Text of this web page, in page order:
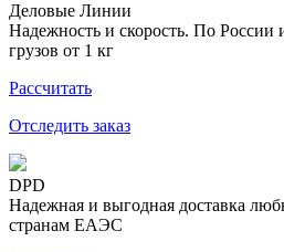
Деловые Линии
Надежность и скорость. По
грузов от 1 кг
Рассчитать
Отследить заказ
DPD
Надежная и выгодная доставка
странам ЕАЭС